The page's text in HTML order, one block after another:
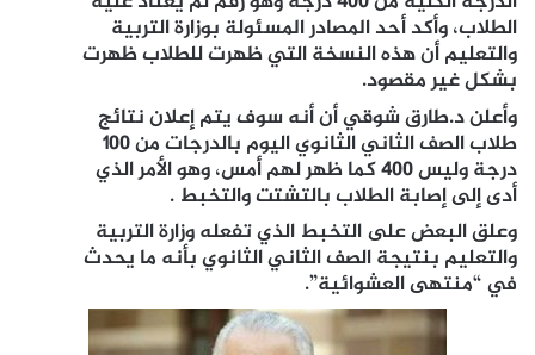
الطلاب، وأكد أحد المصادر المسئولة بوزارة التربية
والتعليم أن هذه النسخة التي ظهرت للطلاب ظهرت
بشكل غير مقصود.
وأعلن د.طارق شوقي أن أنه سوف يتم إعلان نتائج
طلاب الصف الثاني الثانوي اليوم بالدرجات من ١٠٠
درجة وليس ٤٠٠ كما ظهر لهم أمس، وهو الأمر الذي
أدى إلى إصابة الطلاب بالتشتت والتخبط .
وعلق البعض على التخبط الذي تفعله وزارة التربية
والتعليم بنتيجة الصف الثاني الثانوي بأنه ما يحدث
في “منتهى العشوائية”.